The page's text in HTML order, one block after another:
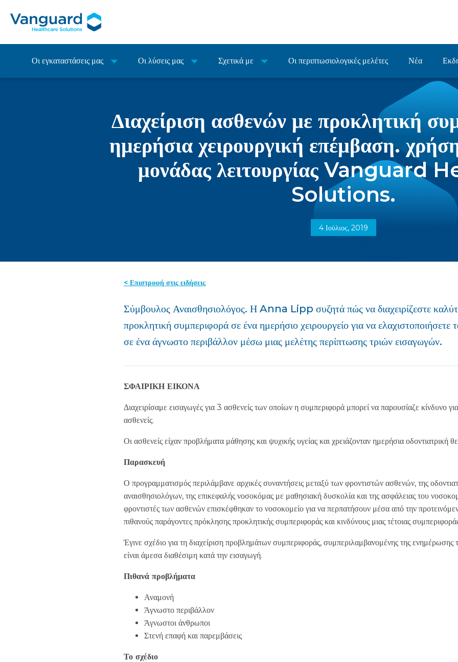
Οι εγκαταστάσεις μας Οι λύσεις μας Σχετικά με Οι περιπτωσιολογικές μελέτες Νέα
Διαχείριση ασθενών με προκλητική
ημερήσια χειρουργική επέμβαση.
μονάδας λειτουργίας Vanguard
Solutions.
4 Ιούλιος, 2019
< Επιστροφή στις ειδήσεις
Σύμβουλος Αναισθησιολόγος. Η Anna Lipp συζητά πώς να διαχειρίζεστε
προκλητική συμπεριφορά σε ένα ημερήσιο χειρουργείο για να ελαχιστοποιήσετε
σε ένα άγνωστο περιβάλλον μέσω μιας μελέτης περίπτωσης τριών εισαγωγών.
ΣΦΑΙΡΙΚΗ ΕΙΚΟΝΑ
Διαχειρίσαμε εισαγωγές για 3 ασθενείς των οποίων η συμπεριφορά μπορεί να παρουσίαζε κίνδυνο
ασθενείς.
Οι ασθενείς είχαν προβλήματα μάθησης και ψυχικής υγείας και χρειάζονταν ημερήσια οδοντιατρική
Παρασκευή
Ο προγραμματισμός περιλάμβανε αρχικές συναντήσεις μεταξύ των φροντιστών ασθενών, της
αναισθησιολόγων, της επικεφαλής νοσοκόμας με μαθησιακή δυσκολία και της ασφάλειας του
φροντιστές των ασθενών επισκέφθηκαν το νοσοκομείο για να περπατήσουν μέσα από την
πιθανούς παράγοντες πρόκλησης προκλητικής συμπεριφοράς και κινδύνους μιας τέτοιας
Έγινε σχέδιο για τη διαχείριση προβλημάτων συμπεριφοράς, συμπεριλαμβανομένης της ενημέρωσης
είναι άμεσα διαθέσιμη κατά την εισαγωγή.
Πιθανά προβλήματα
Αναμονή
Άγνωστο περιβάλλον
Άγνωστοι άνθρωποι
Στενή επαφή και παρεμβάσεις
Το σχέδιο